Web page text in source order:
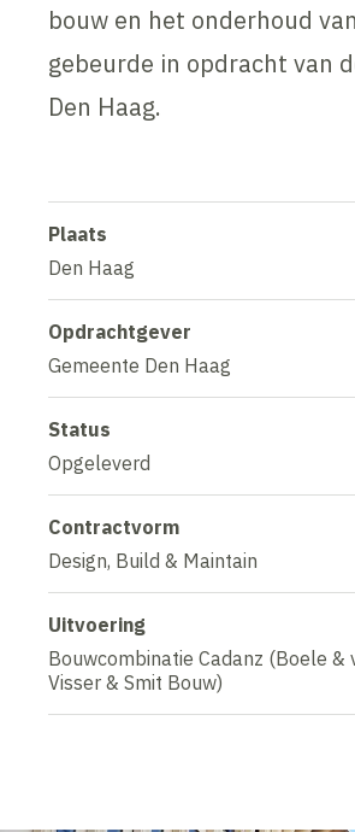
bouw en het onderhoud
gebeurde in opdracht van
Den Haag.
Plaats
Den Haag
Opdrachtgever
Gemeente Den Haag
Status
Opgeleverd
Contractvorm
Design, Build & Maintain
Uitvoering
Bouwcombinatie Cadanz (Boele &
Visser & Smit Bouw)